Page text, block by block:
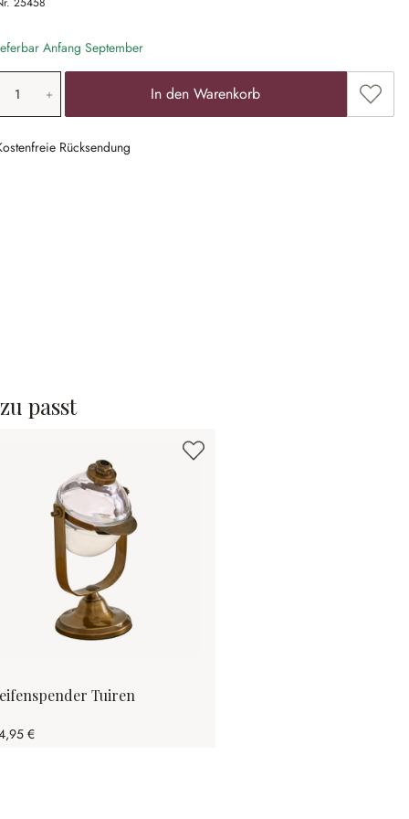
Anfang September
Anzahl: Gib den gewünschten
In den Warenkorb Zum
Rücksendung
passt
Tuiren
€